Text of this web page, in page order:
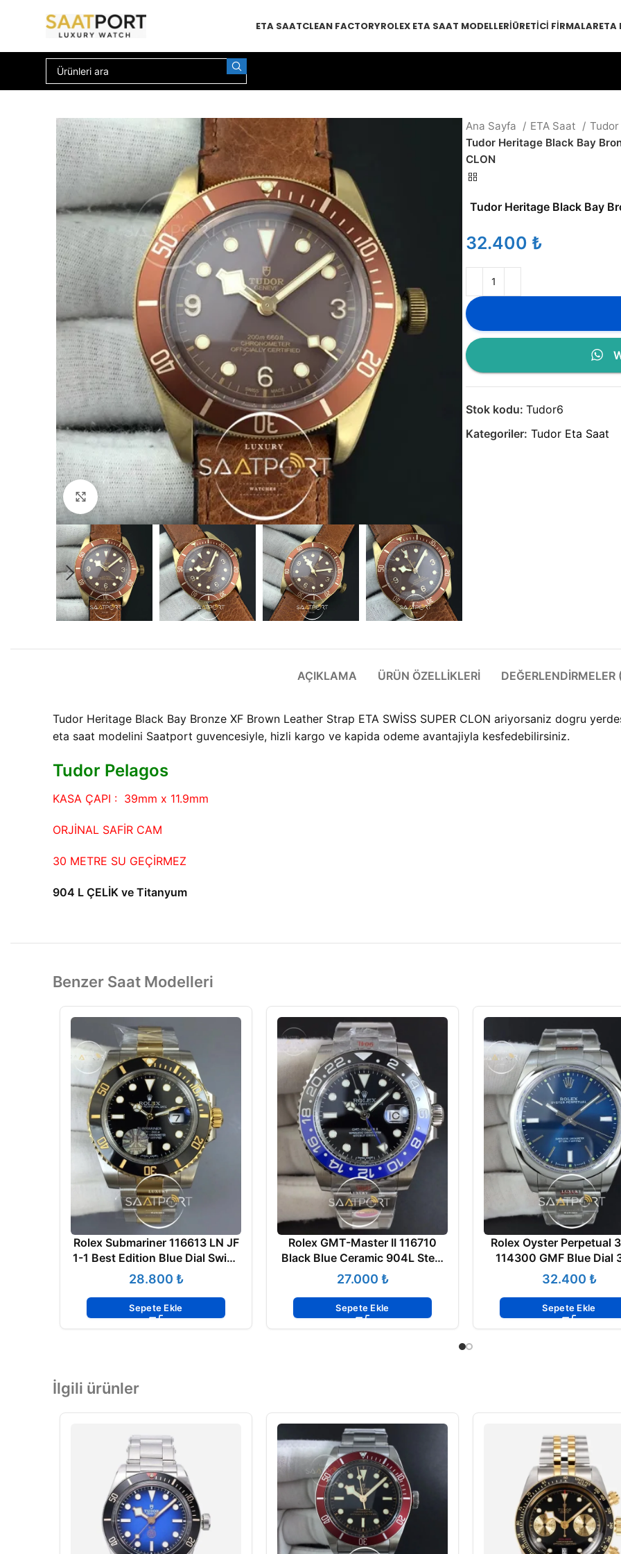
ETA SAATCLEAN FACTORYROLEX ETA SAAT MODELLERIÜRETICI FIRMALARETA
Büyütmek için tıklayın
Ana Sayfa ETA Saat
Tudor Heritage Black Bay
CLON
Tudor Heritage Black Bay
₺
Stok kodu: Tudor6
Kategoriler: Tudor Eta Saat
AÇIKLAMA ÜRÜN ÖZELLIKLERI DEĞERLENDIRMELER
Tudor Heritage Black Bay Bronze XF Brown Leather Strap ETA SWİSS SUPER CLON ariyorsaniz dogru
eta saat modelini Saatport guvencesiyle, hizli kargo ve kapida odeme avantajiyla kesfedebilirsiniz.
Tudor Pelagos
KASA ÇAPI : 39mm x 11.9mm
ORJİNAL SAFİR CAM
30 METRE SU GEÇİRMEZ
904 L ÇELİK ve Titanyum
Benzer Saat Modelleri
Rolex Submariner 116613 LN JF
1-1 Best Edition Blue Dial Swiss
Clon 2836
₺
Sepete Ekle
Rolex GMT-Master II 116710
Black Blue Ceramic 904L Steel
Noob Super Clone 3187 ETA
₺
Sepete Ekle
Rolex Oyster Perpetual
114300 GMF Blue Dial
ETA
₺
Sepete Ekle
İlgili ürünler